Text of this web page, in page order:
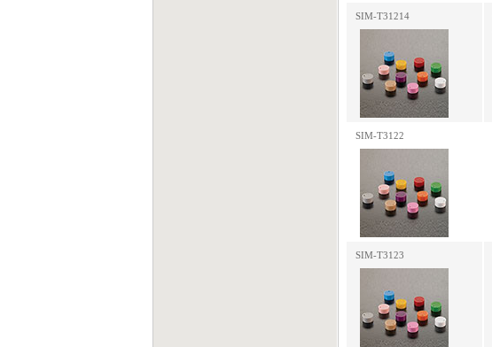
SIM-T31214
SIM-T3122
SIM-T3123